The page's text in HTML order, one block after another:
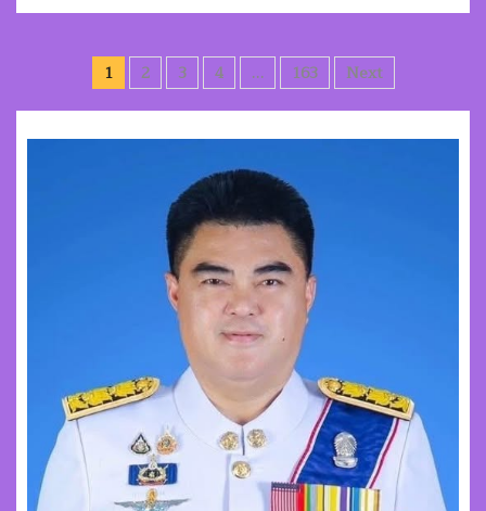
Posts
pagination
1 2 3 4 … 163 Next